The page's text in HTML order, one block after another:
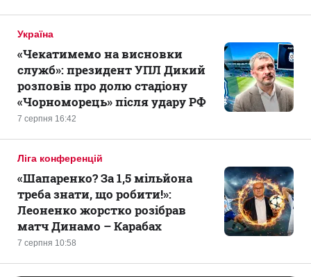
Україна
7 серпня 16:42
«Чекатимемо на висновки
служб»: президент УПЛ Дикий
розповів про долю стадіону
«Чорноморець» після удару РФ
Ліга конференцій
7 серпня 10:58
«Шапаренко? За 1,5 мільйона
треба знати, що робити!»:
Леоненко жорстко розібрав
матч Динамо – Карабах